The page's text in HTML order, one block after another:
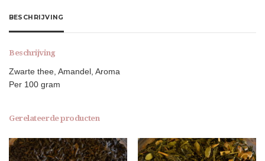
BESCHRIJVING
Beschrijving
Zwarte thee, Amandel, Aroma
Per 100 gram
Gerelateerde producten